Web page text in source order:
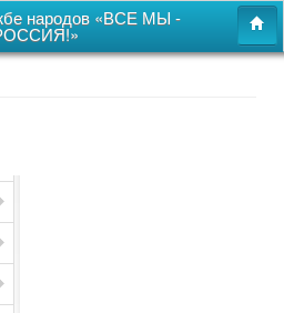
народов «ВСЕ МЫ -